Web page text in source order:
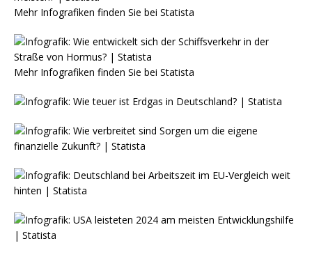
Mehr Infografiken finden Sie bei Statista
Mehr Infografiken finden Sie bei Statista